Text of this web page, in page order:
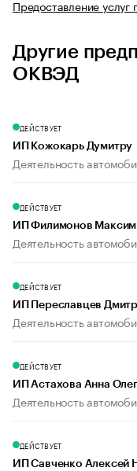
Предоставление услуг
Другие
ОКВЭД
ДЕЙСТВУЕТ
ИП Кожокарь Думитру
Деятельность
ДЕЙСТВУЕТ
ИП Филимонов Максим
Деятельность
ДЕЙСТВУЕТ
ИП Переславцев
Деятельность
ДЕЙСТВУЕТ
ИП Астахова Анна
Деятельность
ДЕЙСТВУЕТ
ИП Савченко Алексей